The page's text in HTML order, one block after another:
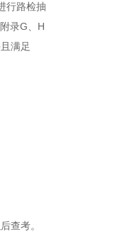
行路检抽
录G、H
满足
查考。